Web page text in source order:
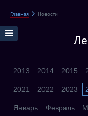
Главная Новости
2013 2014 2015
2021 2022 2023
Январь Февраль